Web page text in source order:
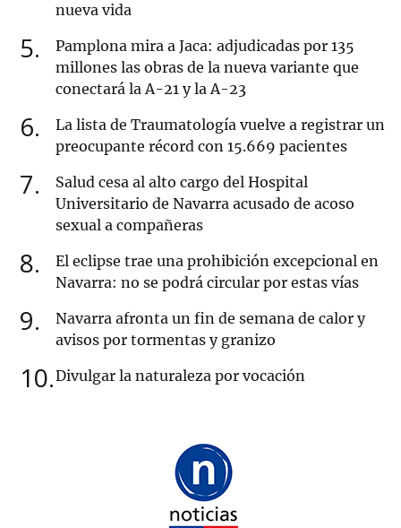
nueva vida
5
Pamplona mira a Jaca: adjudicadas por 135
millones las obras de la nueva variante que
conectará la A-21 y la A-23
6
La lista de Traumatología vuelve a registrar un
preocupante récord con 15.669 pacientes
7
Salud cesa al alto cargo del Hospital
Universitario de Navarra acusado de acoso
sexual a compañeras
8
El eclipse trae una prohibición excepcional en
Navarra: no se podrá circular por estas vías
9
Navarra afronta un fin de semana de calor y
avisos por tormentas y granizo
10 Divulgar la naturaleza por vocación